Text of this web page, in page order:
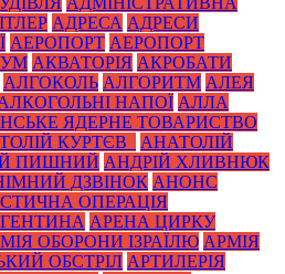
АДРЕСА АДРЕСИ
АЕРОПОРТ АЕРОПОРТ
АКВАТОРІЯ АКРОБАТИ
АЛГОКОЛЬ АЛГОРИТМ АЛЕЯ
НАПОЇ АЛЛА
ЯДЕРНЕ ТОВАРИСТВО
КУРТЄВ_
АНАТОЛІЙ
ПИШНИЙ АНДРІЙ ХЛИВНЮК
ДЗВІНОК АНОНС
ОПЕРАЦІЯ
АРЕНА ЦИРКУ
ОБОРОНИ ІЗРАЇЛЮ АРМІЯ
ОБСТРІЛ АРТИЛЕРІЯ